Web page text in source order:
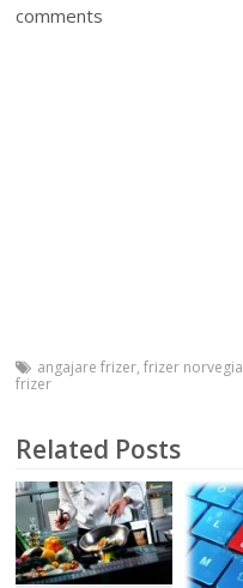
comments
angajare frizer,frizer norvegia
frizer
Related Posts